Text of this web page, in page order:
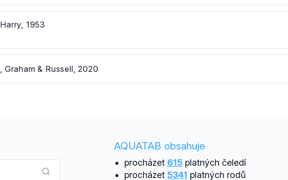
Harry, 1953
Graham & Russell, 2020
AQUATAB obsahuje
procházet 615platných čeledí
procházet 5341 platných rodů